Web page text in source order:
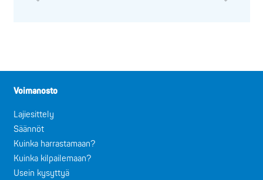
Voimanosto
Lajiesittely
Säännöt
Kuinka harrastamaan?
Kuinka kilpailemaan?
Usein kysyttyä